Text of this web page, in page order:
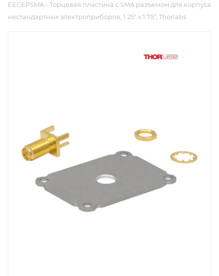
EECEPSMA - Торцевая пластина с SMA разъемом для корпуса
нестандартных электроприборов, 1.25" x 1.75", Thorlabs